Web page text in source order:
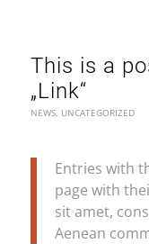
This is a
„Link“
NEWS, UNCATEGORIZED
Entries with
page with
sit amet,
Aenean